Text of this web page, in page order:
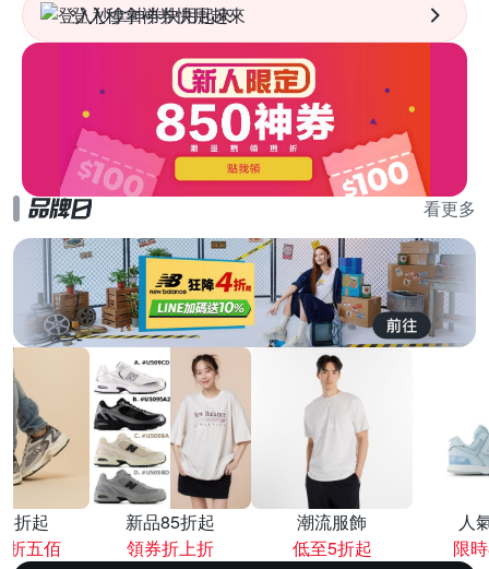
登入秒拿神券快用起來
看更多
折起
折五佰
新品85折起
領券折上折
潮流服飾
低至5折起
人
限